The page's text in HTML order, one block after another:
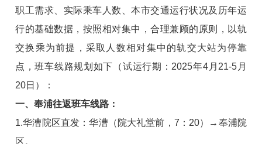
职工需求、实际乘车人数、本市交通运行状况及历年运
行的基础数据，按照相对集中，合理兼顾的原则，以轨
交换乘为前提，采取人数相对集中的轨交大站为停靠
点，班车线路规划如下（试运行期：2025年4月21-5月
20日）：
一、奉浦往返班车线路：
1.华漕院区直发：华漕（院大礼堂前，7：20）→奉浦院
区。